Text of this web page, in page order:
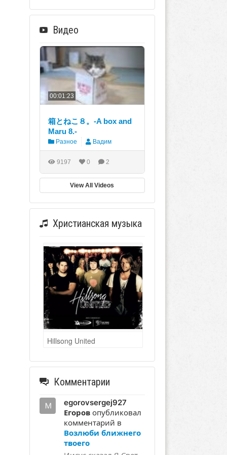
Видео
00:01:23
箱とねこ８。-A box and
Maru 8.-
Разное Вадим
9197 0 2
View All Videos
Христианская музыка
Hillsong United
Комментарии
egorovsergej927
Егоровопубликовал
комментарий в
Возлюби ближнего
твоего